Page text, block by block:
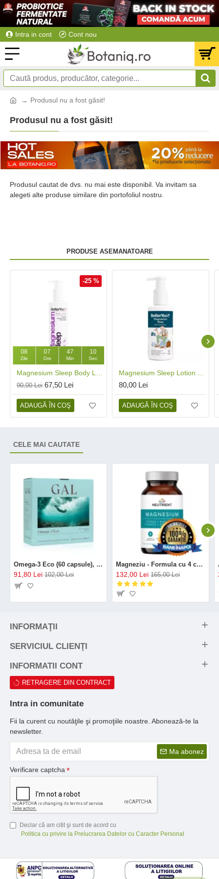
Intra in cont Cont nou
Produsul nu a fost găsit!
Produsul nu a fost găsit!
Produsul cautat de dvs. nu mai este disponibil. Va invitam sa
alegeti alte produse similare din portofoliul nostru.
PRODUSE ASEMANATOARE
-25 %
08
Zile
07
Ore
47
Min
10
Sec
90,00 Lei 67,50 Lei
ADAUGĂ ÎN COŞ
80,00 Lei
ADAUGĂ ÎN COŞ
CELE MAI CAUTATE
Omega-3 Eco (60 capsule), GAL
91,80 Lei 102,00 Lei
Magneziu - Formula cu 4 chelați (120 capsule), Neutrient
132,00 Lei 165,00 Lei
INFORMAŢII
SERVICIUL CLIENŢI
INFORMATII CONT
RETRAGERE DIN CONTRACT
Intra in comunitate
Fii la curent cu noutăţile şi promoţiile noastre. Abonează-te la
newsletter.
Ma abonez
Verificare captcha
Declar că am citit şi sunt de acord cu
Politica cu privire la Prelucrarea Datelor cu Caracter Personal